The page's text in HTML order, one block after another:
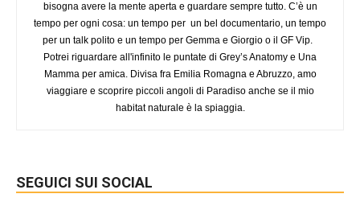
bisogna avere la mente aperta e guardare sempre tutto. C’è un
tempo per ogni cosa: un tempo per un bel documentario, un tempo
per un talk polito e un tempo per Gemma e Giorgio o il GF Vip.
Potrei riguardare all'infinito le puntate di Grey’s Anatomy e Una
Mamma per amica. Divisa fra Emilia Romagna e Abruzzo, amo
viaggiare e scoprire piccoli angoli di Paradiso anche se il mio
habitat naturale è la spiaggia.
SEGUICI SUI SOCIAL